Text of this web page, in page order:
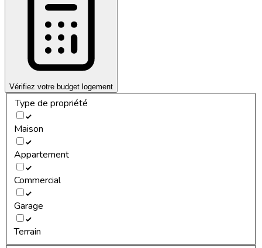
Vérifiez votre budget logement
Type de propriété
Maison
Appartement
Commercial
Garage
Terrain